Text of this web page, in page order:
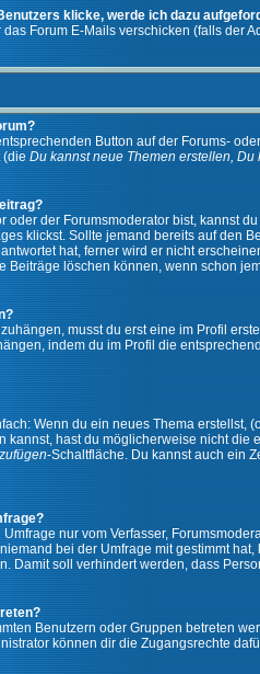
klicke, werde ich dazu
Forum E-Mails verschicken (falls
Button auf der Forums-
(die Du kannst neue Themen erstellen,
oder der Forumsmoderator bist, kannst
klickst. Sollte jemand bereits auf den
hat, ferner wird er nicht
Beiträge löschen können, wenn schon
musst du erst eine im Profil
indem du im Profil die
Wenn du ein neues Thema
kannst, hast du möglicherweise nicht
-Schaltfläche. Du kannst auch ein
nur vom Verfasser,
bei der Umfrage mit gestimmt
Damit soll verhindert werden, dass
Benutzern oder Gruppen betreten
können dir die Zugangsrechte